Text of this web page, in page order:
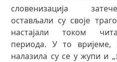
словенизација
остављали су своје
настајали током
периода. У то вријеме,
налазила су се у жупи и